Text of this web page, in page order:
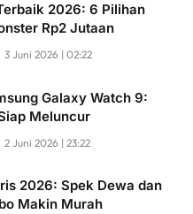
2026: 6 Pilihan
Rp2 Jutaan
3 Juni 2026 | 02:22
Galaxy Watch 9:
Meluncur
2 Juni 2026 | 23:22
2026: Spek Dewa dan
Makin Murah